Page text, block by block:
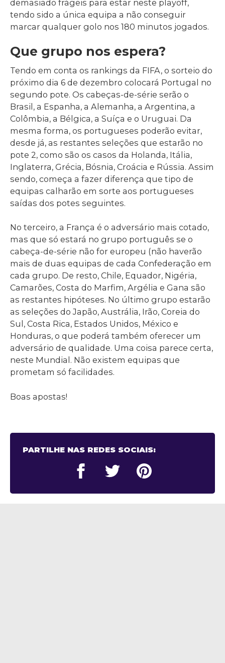
demasiado frágeis para estar neste playoff,
tendo sido a única equipa a não conseguir
marcar qualquer golo nos 180 minutos jogados.
Que grupo nos espera?
Tendo em conta os rankings da FIFA, o sorteio do
próximo dia 6 de dezembro colocará Portugal no
segundo pote. Os cabeças-de-série serão o
Brasil, a Espanha, a Alemanha, a Argentina, a
Colômbia, a Bélgica, a Suíça e o Uruguai. Da
mesma forma, os portugueses poderão evitar,
desde já, as restantes seleções que estarão no
pote 2, como são os casos da Holanda, Itália,
Inglaterra, Grécia, Bósnia, Croácia e Rússia. Assim
sendo, começa a fazer diferença que tipo de
equipas calharão em sorte aos portugueses
saídas dos potes seguintes.
No terceiro, a França é o adversário mais cotado,
mas que só estará no grupo português se o
cabeça-de-série não for europeu (não haverão
mais de duas equipas de cada Confederação em
cada grupo. De resto, Chile, Equador, Nigéria,
Camarões, Costa do Marfim, Argélia e Gana são
as restantes hipóteses. No último grupo estarão
as seleções do Japão, Austrália, Irão, Coreia do
Sul, Costa Rica, Estados Unidos, México e
Honduras, o que poderá também oferecer um
adversário de qualidade. Uma coisa parece certa,
neste Mundial. Não existem equipas que
prometam só facilidades.
Boas apostas!
PARTILHE NAS REDES SOCIAIS: